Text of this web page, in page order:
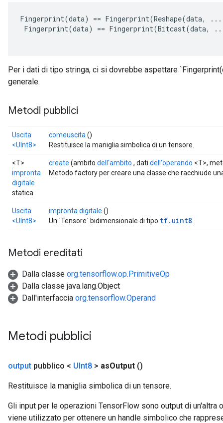
Fingerprint(data) == Fingerprint(Reshape(data,
Fingerprint(data) == Fingerprint(Bitcast(data,
Per i dati di tipo stringa, ci si dovrebbe aspettare
generale.
Metodi pubblici
Uscita
<UInt8>
comeuscita ()
Restituisce la maniglia simbolica di un tensore.
<T>
impronta
digitale
statica
create (ambito dell'ambito , dati dell'operando <T>,
Metodo factory per creare una classe che racchiude
Uscita
<UInt8>
impronta digitale ()
Un `Tensore` bidimensionale di tipo tf.uint8
Metodi ereditati
Dalla classe org.tensorflow.op.PrimitiveOp
Dalla classe java.lang.Object
Dall'interfaccia org.tensorflow.Operand
Metodi pubblici
output pubblico < UInt8 > asOutput ()
Restituisce la maniglia simbolica di un tensore.
Gli input per le operazioni TensorFlow sono output di un'altra
viene utilizzato per ottenere un handle simbolico che